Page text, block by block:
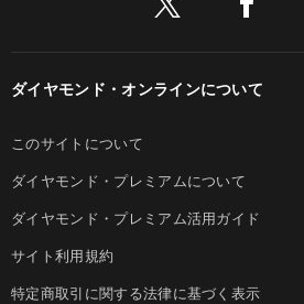
ダイヤモンド・オンラインについて
このサイトについて
ダイヤモンド・プレミアムについて
ダイヤモンド・プレミアム活用ガイド
サイト利用規約
特定商取引に関する法律に基づく表示